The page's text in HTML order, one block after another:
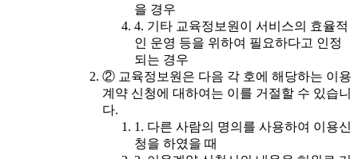
을 경우
4. 기타 교육정보원이 서비스의 효율적
인 운영 등을 위하여 필요하다고 인정
되는 경우
② 교육정보원은 다음 각 호에 해당하는 이용
계약 신청에 대하여는 이를 거절할 수 있습니
다.
1. 다른 사람의 명의를 사용하여 이용신
청을 하였을 때